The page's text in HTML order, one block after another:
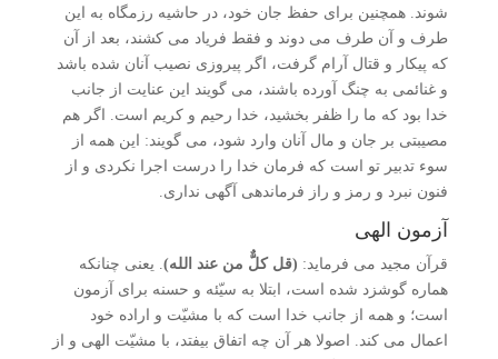
شوند. همچنین برای حفظ جان خود، در حاشیه رزمگاه به این
طرف و آن طرف می دوند و فقط فریاد می کشند، بعد از آن
که پیکار و قتال آرام گرفت، اگر پیروزی نصیب آنان شده باشد
و غنائمی به چنگ آورده باشند، می گویند این عنایت از جانب
خدا بود که ما را ظفر بخشید، خدا رحیم و کریم است. اگر هم
مصیبتی بر جان و مال آنان وارد شود، می گویند: این همه از
سوء تدبیر تو است که فرمان خدا را درست اجرا نکردی و از
فنون نبرد و رمز و راز فرماندهی آگهی نداری.
آزمون الهی
قرآن مجید می فرماید: (قل کلٌّ من عند الله). یعنی چنانکه
هماره گوشزد شده است، ابتلا به سیّئه و حسنه برای آزمون
است؛ و همه از جانب خدا است که با مشیّت و اراده خود
اعمال می کند. اصولا هر آن چه اتفاق بیفتد، با مشیّت الهی و از